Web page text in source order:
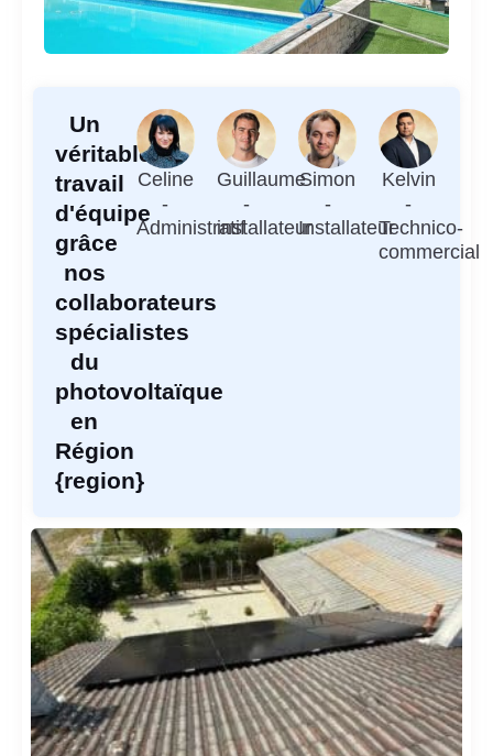
Un
véritable
travail
d'équipe
grâce
nos
collaborateurs
spécialistes
du
photovoltaïque
en
Région
{region}
Celine
-
Administratif
Guillaume
-
installateur
Simon
-
Installateur
Kelvin
-
Technico-
commercial